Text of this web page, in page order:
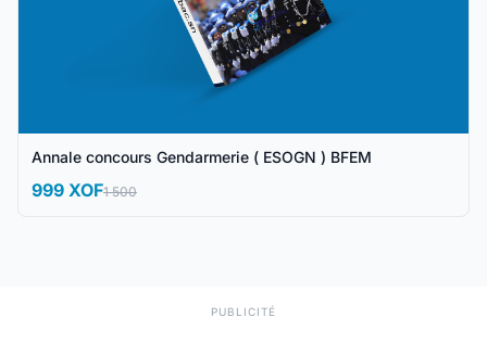
Annale concours Gendarmerie ( ESOGN ) BFEM
999 XOF1 500
PUBLICITÉ